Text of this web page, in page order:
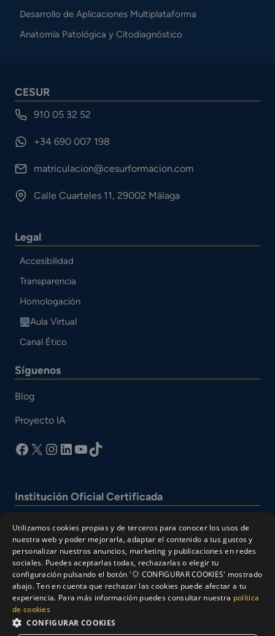
Desarrollo de Aplicaciones Multiplataforma
Anatomía Patológica y Citodiagnóstico
CESUR
910 05 32 52
+34 690 007 198
matriculacion@cesurformacion.com
Calle Cuarteles 11, 29002 Málaga
Legal
Accesibilidad
Transparencia
Homologación
Aula Virtual
Canal Ético
Síguenos
Blog
Proyecto IA
facebook
X Instagram
LinkedIn
YouTube
TikTok
Institución Oficial Certificada
Aviso Legal
Utilizamos cookies propias y de terceros para conocer los usos de
nuestra web y poder mejorarla, adaptar el contenido a tus gustos y
personalizar nuestros anuncios, marketing y publicaciones en redes
sociales. Puedes aceptarlas todas, rechazarlas o elegir tu
configuración pulsando el botón '
CONFIGURAR COOKIES' mostrado
abajo. Ten en cuenta que rechazar las cookies puede afectar a tu
experiencia. Para más información puedes consultar nuestra política
de cookies
CONFIGURAR COOKIES